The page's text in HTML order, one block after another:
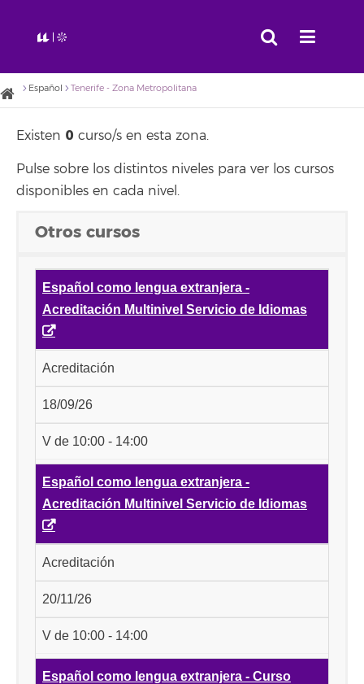
Español Tenerife - Zona Metropolitana
Existen 0 curso/s en esta zona.
Pulse sobre los distintos niveles para ver los cursos
disponibles en cada nivel.
Otros cursos
Español como lengua extranjera -
Acreditación Multinivel Servicio de Idiomas
Acreditación
18/09/26
V de 10:00 - 14:00
Español como lengua extranjera -
Acreditación Multinivel Servicio de Idiomas
Acreditación
20/11/26
V de 10:00 - 14:00
Español como lengua extranjera - Curso